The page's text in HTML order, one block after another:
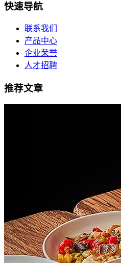
快速导航
联系我们
产品中心
企业荣誉
人才招聘
推荐文章